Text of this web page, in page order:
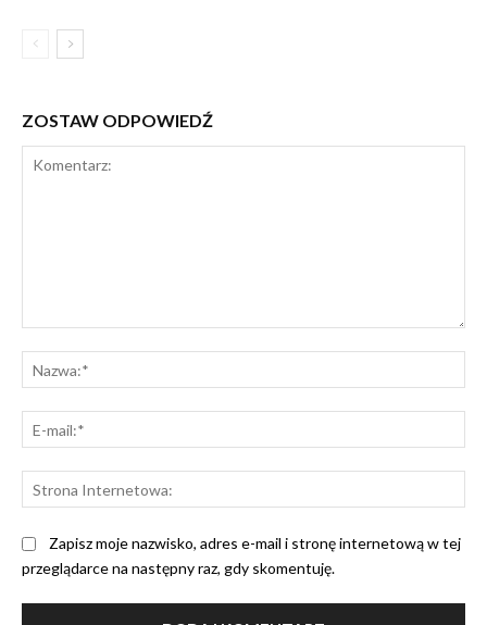
ZOSTAW ODPOWIEDŹ
Zapisz moje nazwisko, adres e-mail i stronę internetową w tej
przeglądarce na następny raz, gdy skomentuję.